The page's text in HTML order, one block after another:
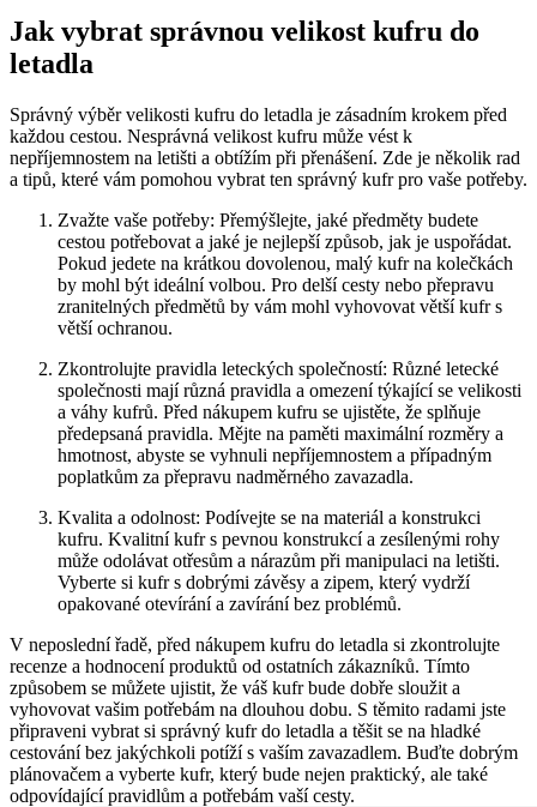
Jak vybrat správnou velikost kufru do
letadla
Správný výběr velikosti kufru do letadla je zásadním krokem před
každou cestou. Nesprávná velikost kufru může vést k
nepříjemnostem na letišti a obtížím při přenášení. Zde je několik rad
a tipů, které vám pomohou vybrat ten správný kufr pro vaše potřeby.
Zvažte vaše potřeby: Přemýšlejte, jaké předměty budete
cestou potřebovat a jaké je nejlepší způsob, jak je uspořádat.
Pokud jedete na krátkou dovolenou, malý kufr na kolečkách
by mohl být ideální volbou. Pro delší cesty nebo přepravu
zranitelných předmětů by vám mohl vyhovovat větší kufr s
větší ochranou.
Zkontrolujte pravidla leteckých společností: Různé letecké
společnosti mají různá pravidla a omezení týkající se velikosti
a váhy kufrů. Před nákupem kufru se ujistěte, že splňuje
předepsaná pravidla. Mějte na paměti maximální rozměry a
hmotnost, abyste se vyhnuli nepříjemnostem a případným
poplatkům za přepravu nadměrného zavazadla.
Kvalita a odolnost: Podívejte se na materiál a konstrukci
kufru. Kvalitní kufr s pevnou konstrukcí a zesílenými rohy
může odolávat otřesům a nárazům při manipulaci na letišti.
Vyberte si kufr s dobrými závěsy a zipem, který vydrží
opakované otevírání a zavírání bez problémů.
V neposlední řadě, před nákupem kufru do letadla si zkontrolujte
recenze a hodnocení produktů od ostatních zákazníků. Tímto
způsobem se můžete ujistit, že váš kufr bude dobře sloužit a
vyhovovat vašim potřebám na dlouhou dobu. S těmito radami jste
připraveni vybrat si správný kufr do letadla a těšit se na hladké
cestování bez jakýchkoli potíží s vaším zavazadlem. Buďte dobrým
plánovačem a vyberte kufr, který bude nejen praktický, ale také
odpovídající pravidlům a potřebám vaší cesty.